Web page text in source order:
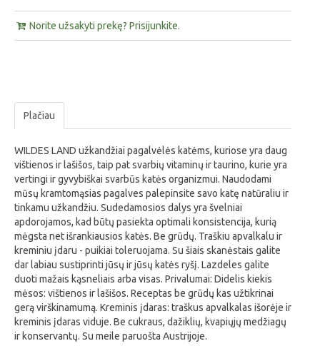
Norite užsakyti prekę? Prisijunkite.
Plačiau
WILDES LAND užkandžiai pagalvėlės katėms, kuriose yra daug
vištienos ir lašišos, taip pat svarbių vitaminų ir taurino, kurie yra
vertingi ir gyvybiškai svarbūs katės organizmui. Naudodami
mūsų kramtomąsias pagalves palepinsite savo katę natūraliu ir
tinkamu užkandžiu. Sudedamosios dalys yra švelniai
apdorojamos, kad būtų pasiekta optimali konsistencija, kurią
mėgsta net išrankiausios katės. Be grūdų. Traškiu apvalkalu ir
kreminiu įdaru - puikiai toleruojama. Su šiais skanėstais galite
dar labiau sustiprinti jūsų ir jūsų katės ryšį. Lazdeles galite
duoti mažais kąsneliais arba visas. Privalumai: Didelis kiekis
mėsos: vištienos ir lašišos. Receptas be grūdų kas užtikrinai
gerą virškinamumą. Kreminis įdaras: traškus apvalkalas išorėje ir
kreminis įdaras viduje. Be cukraus, dažiklių, kvapiųjų medžiagų
ir konservantų. Su meile paruošta Austrijoje.